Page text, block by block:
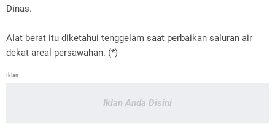
Dinas.
Alat berat itu diketahui tenggelam saat perbaikan saluran air
dekat areal persawahan. (*)
Iklan
Iklan Anda Disini